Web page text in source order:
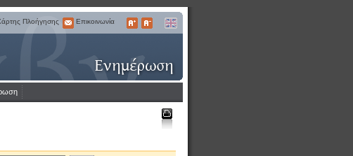
Πλοήγησης
Επικοινωνία
Επικοινωνία
Μεγαλύτερα
ΜικρότεραEnglish